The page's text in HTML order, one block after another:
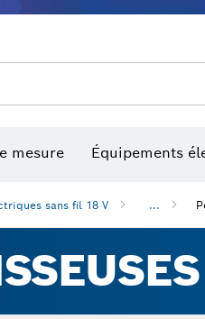
mesure Équipements
sans fil 18 V ...